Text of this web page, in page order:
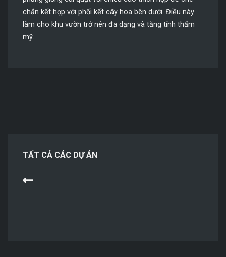
chắn kết hợp với phối kết cây hoa bên dưới. Điều này
làm cho khu vườn trở nên đa dạng và tăng tính thẩm
mỹ.
TẤT CẢ CÁC DỰ ÁN